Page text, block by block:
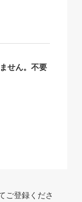
せん。不要
ご登録くださ